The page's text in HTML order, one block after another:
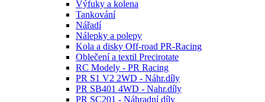
Výfuky a kolena
Tankování
Nářadí
Nálepky a polepy
Kola a disky Off-road PR-Racing
Oblečení a textil Precirotate
RC Modely - PR Racing
PR S1 V2 2WD - Náhr.díly
PR SB401 4WD - Nahr.díly
PR SC201 - Náhradní díly